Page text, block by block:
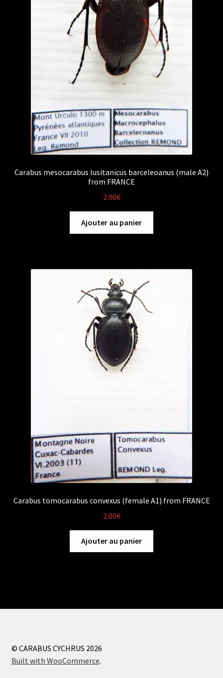
Carabus mesocarabus lusitanicus barceleoanus (male A2)
from FRANCE
2.00€
Ajouter au panier
Carabus tomocarabus convexus (female A1) from FRANCE
2.00€
Ajouter au panier
© CARABUS CYCHRUS 2026
Built with WooCommerce.